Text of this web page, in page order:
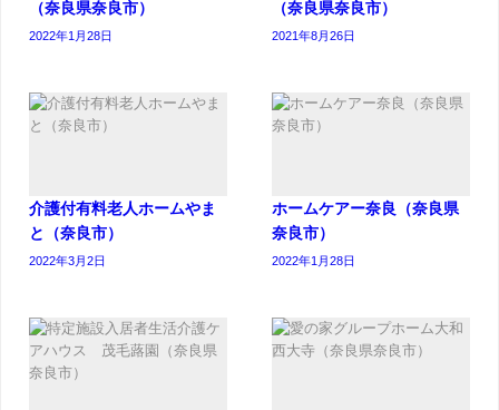
（奈良県奈良市）
2022年1月28日
（奈良県奈良市）
2021年8月26日
介護付有料老人ホームやま
と（奈良市）
2022年3月2日
ホームケアー奈良（奈良県
奈良市）
2022年1月28日